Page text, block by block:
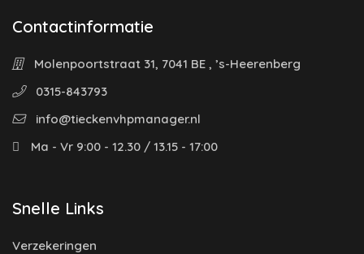
Contactinformatie
Molenpoortstraat 31, 7041 BE , ’s-Heerenberg
0315-843793
info@tieckenvhpmanager.nl
Ma - Vr 9:00 - 12.30 / 13.15 - 17:00
Snelle Links
Verzekeringen